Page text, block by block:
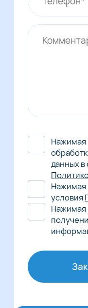
Нажимая
данных в
Нажимая
условия
Нажимая